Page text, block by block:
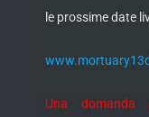
le prossime date
Una